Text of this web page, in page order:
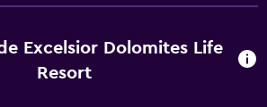
de nieve
Excelsior Dolomites Life
Resort